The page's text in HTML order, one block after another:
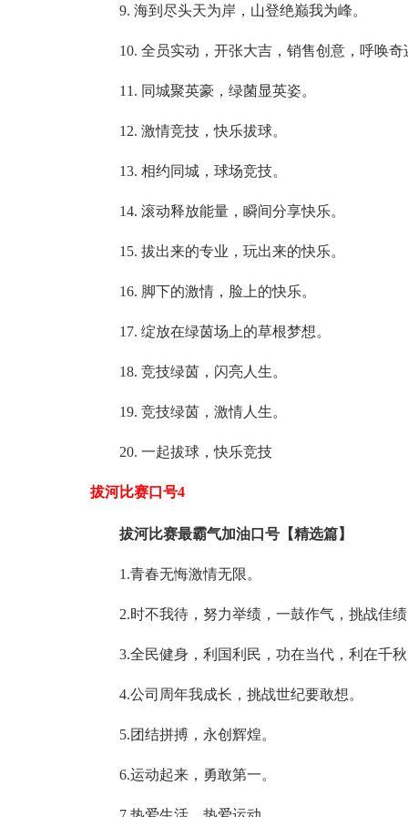
9. 海到尽头天为岸，山登绝巅我为峰。
10. 全员实动，开张大吉，销售创意，呼唤奇
11. 同城聚英豪，绿菌显英姿。
12. 激情竞技，快乐拔球。
13. 相约同城，球场竞技。
14. 滚动释放能量，瞬间分享快乐。
15. 拔出来的专业，玩出来的快乐。
16. 脚下的激情，脸上的快乐。
17. 绽放在绿茵场上的草根梦想。
18. 竞技绿茵，闪亮人生。
19. 竞技绿茵，激情人生。
20. 一起拔球，快乐竞技
拔河比赛口号4
拔河比赛最霸气加油口号【精选篇】
1.青春无悔激情无限。
2.时不我待，努力举绩，一鼓作气，挑战佳
3.全民健身，利国利民，功在当代，利在千
4.公司周年我成长，挑战世纪要敢想。
5.团结拼搏，永创辉煌。
6.运动起来，勇敢第一。